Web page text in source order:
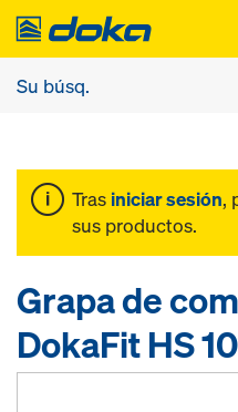
Tras iniciar sesión,
sus productos.
Grapa de
DokaFit HS